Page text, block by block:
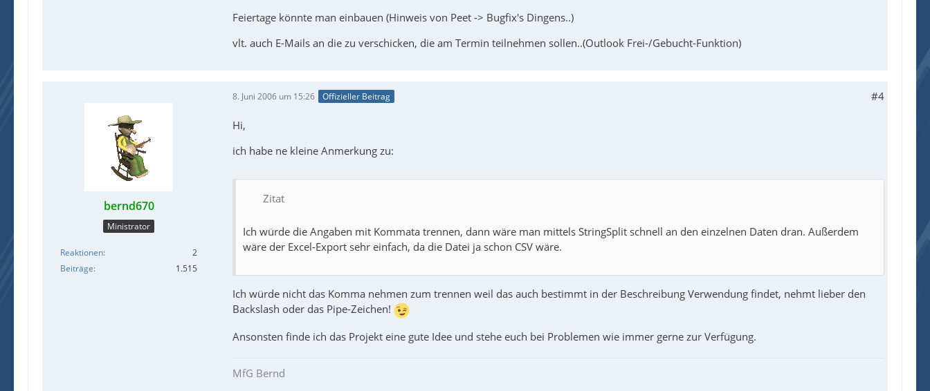
Feiertage könnte man einbauen (Hinweis von Peet -> Bugfix's Dingens..)
vlt. auch E-Mails an die zu verschicken, die am Termin teilnehmen sollen..(Outlook Frei-/Gebucht-Funktion)
bernd670
Ministrator
Reaktionen
2
Beiträge
1.515
8. Juni 2006 um 15:26 Offizieller Beitrag #4
Hi,
ich habe ne kleine Anmerkung zu:
Zitat
Ich würde die Angaben mit Kommata trennen, dann wäre man mittels StringSplit schnell an den einzelnen Daten dran. Außerdem
wäre der Excel-Export sehr einfach, da die Datei ja schon CSV wäre.
Ich würde nicht das Komma nehmen zum trennen weil das auch bestimmt in der Beschreibung Verwendung findet, nehmt lieber den
Backslash oder das Pipe-Zeichen!
Ansonsten finde ich das Projekt eine gute Idee und stehe euch bei Problemen wie immer gerne zur Verfügung.
MfG Bernd